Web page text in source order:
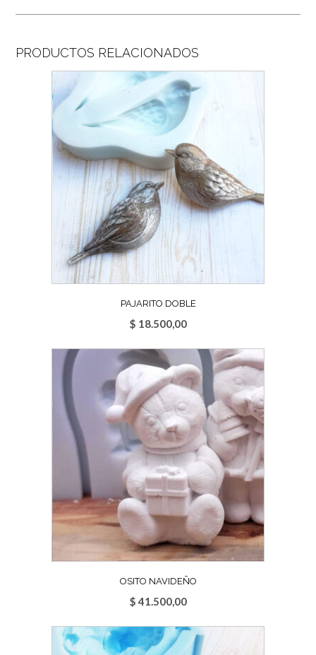
PRODUCTOS RELACIONADOS
PAJARITO DOBLE
$ 18.500,00
OSITO NAVIDEÑO
$41.500,00